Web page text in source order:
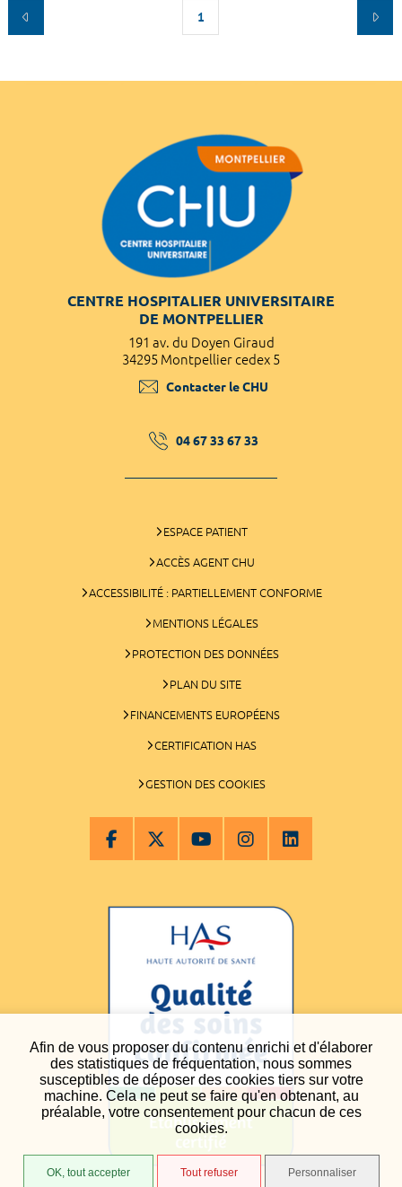
Afin de vous proposer du contenu enrichi et d'élaborer
des statistiques de fréquentation, nous sommes
susceptibles de déposer des cookies tiers sur votre
machine. Cela ne peut se faire qu'en obtenant, au
préalable, votre consentement pour chacun de ces
cookies.
OK, tout accepter Tout refuser Personnaliser
1
CENTRE HOSPITALIER UNIVERSITAIRE
DE MONTPELLIER
191 av. du Doyen Giraud
34295 Montpellier cedex 5
Contacter le CHU
04 67 33 67 33
ESPACE PATIENT
ACCÈS AGENT CHU
ACCESSIBILITÉ : PARTIELLEMENT CONFORME
MENTIONS LÉGALES
PROTECTION DES DONNÉES
PLAN DU SITE
FINANCEMENTS EUROPÉENS
CERTIFICATION HAS
GESTION DES COOKIES